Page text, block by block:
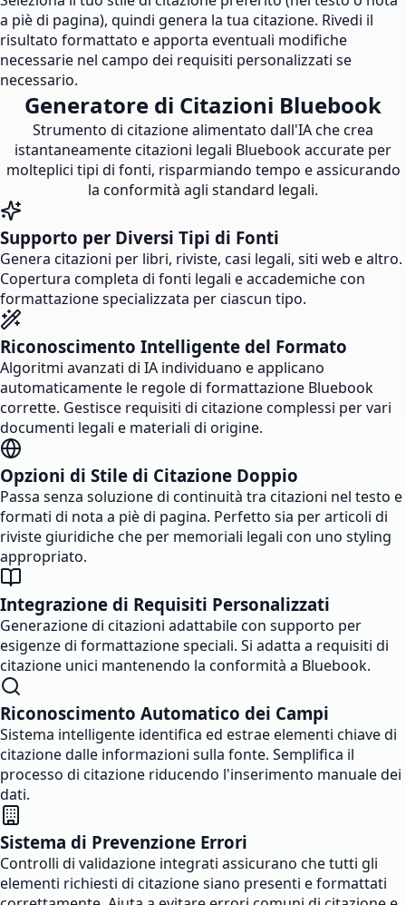
a piè di pagina), quindi genera la tua citazione. Rivedi il
risultato formattato e apporta eventuali modifiche
necessarie nel campo dei requisiti personalizzati se
necessario.
Generatore di Citazioni Bluebook
Strumento di citazione alimentato dall'IA che crea
istantaneamente citazioni legali Bluebook accurate per
molteplici tipi di fonti, risparmiando tempo e assicurando
la conformità agli standard legali.
Supporto per Diversi Tipi di Fonti
Genera citazioni per libri, riviste, casi legali, siti web e altro.
Copertura completa di fonti legali e accademiche con
formattazione specializzata per ciascun tipo.
Riconoscimento Intelligente del Formato
Algoritmi avanzati di IA individuano e applicano
automaticamente le regole di formattazione Bluebook
corrette. Gestisce requisiti di citazione complessi per vari
documenti legali e materiali di origine.
Opzioni di Stile di Citazione Doppio
Passa senza soluzione di continuità tra citazioni nel testo e
formati di nota a piè di pagina. Perfetto sia per articoli di
riviste giuridiche che per memoriali legali con uno styling
appropriato.
Integrazione di Requisiti Personalizzati
Generazione di citazioni adattabile con supporto per
esigenze di formattazione speciali. Si adatta a requisiti di
citazione unici mantenendo la conformità a Bluebook.
Riconoscimento Automatico dei Campi
Sistema intelligente identifica ed estrae elementi chiave di
citazione dalle informazioni sulla fonte. Semplifica il
processo di citazione riducendo l'inserimento manuale dei
dati.
Sistema di Prevenzione Errori
Controlli di validazione integrati assicurano che tutti gli
elementi richiesti di citazione siano presenti e formattati